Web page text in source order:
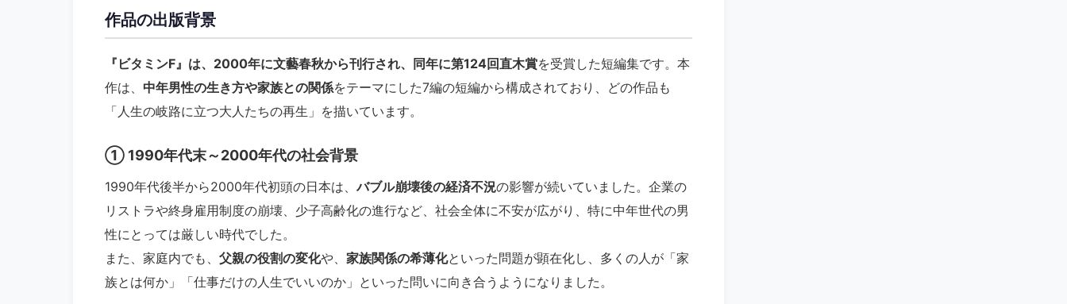
作品の出版背景
『ビタミンF』は、2000年に文藝春秋から刊行され、同年に第124回直木賞を受賞した短編集です。本
作は、 中年男性の生き方や家族との関係をテーマにした7編の短編から構成されており、どの作品も
「人生の岐路に立つ大人たちの再生」を描いています。
① 1990年代末～2000年代の社会背景
1990年代後半から2000年代初頭の日本は、バブル崩壊後の経済不況の影響が続いていました。企業の
リストラや終身雇用制度の崩壊、少子高齢化の進行など、社会全体に不安が広がり、特に中年世代の男
性にとっては厳しい時代でした。
また、家庭内でも、 父親の役割の変化や、 家族関係の希薄化といった問題が顕在化し、多くの人が「家
族とは何か」「仕事だけの人生でいいのか」といった問いに向き合うようになりました。